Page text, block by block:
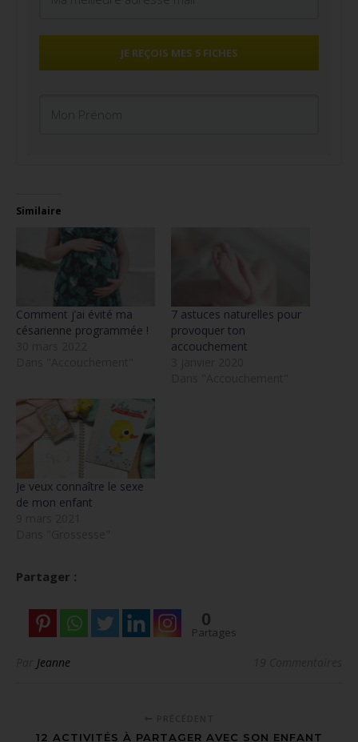
JE REÇOIS MES 5 FICHES
Similaire
Comment j’ai évité ma
césarienne programmée !
7 astuces naturelles pour
provoquer ton
accouchement
Je veux connaître le sexe
de mon enfant
Partager :
0
Partages
Jeanne
12 ACTIVITÉS À PARTAGER AVEC SON ENFANT